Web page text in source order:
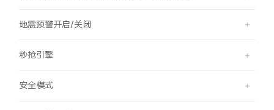
地震预警开启/关闭
秒抢引擎
安全模式